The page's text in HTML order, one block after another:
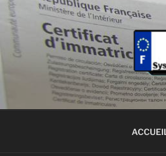
Aller
contenu
principal